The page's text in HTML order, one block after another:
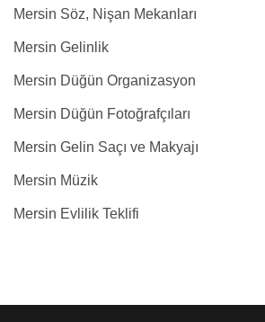
Mersin Söz, Nişan Mekanları
Mersin Gelinlik
Mersin Düğün Organizasyon
Mersin Düğün Fotoğrafçıları
Mersin Gelin Saçı ve Makyajı
Mersin Müzik
Mersin Evlilik Teklifi